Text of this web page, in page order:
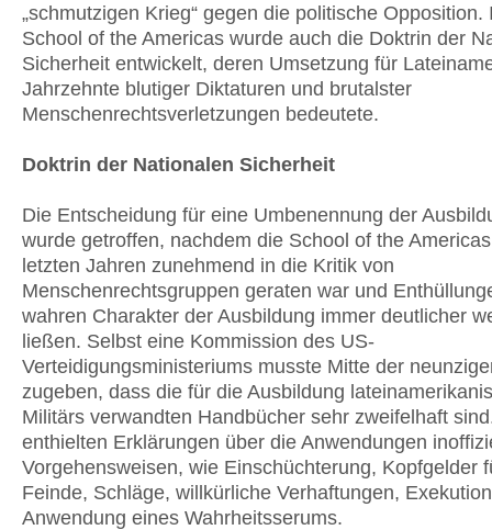
„schmutzigen Krieg“ gegen die politische Opposition.
School of the Americas wurde auch die Doktrin der
Sicherheit entwickelt, deren Um­setzung für
Jahrzehnte blutiger Diktaturen und brutalster
Menschenrechtsverletzungen bedeutete.
Doktrin der Nationalen Sicherheit
Die Entscheidung für eine Umbenennung der
wurde getroffen, nachdem die School of the
letzten Jahren zunehmend in die Kritik von
Menschenrechtsgruppen geraten war und
wahren Charakter der Ausbildung immer deutlicher
ließen. Selbst eine Kommission des US-
Verteidigungsministeriums musste Mitte der
zugeben, dass die für die Ausbildung
Militärs verwandten Handbücher sehr zweifelhaft
enthielten Erklärungen über die Anwendungen
Vorgehensweisen, wie Einschüchterung, Kopfgelder
Feinde, Schläge, willkürliche Verhaftungen,
Anwendung eines Wahrheitsserums.